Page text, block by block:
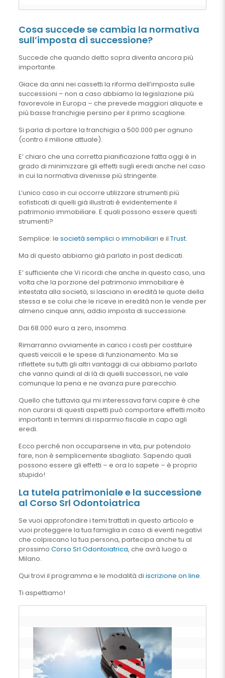
Cosa succede se cambia la normativa
sull’imposta di successione?
Succede che quando detto sopra diventa ancora più
importante.
Giace da anni nei cassetti la riforma dell’imposta sulle
successioni – non a caso abbiamo la legislazione più
favorevole in Europa – che prevede maggiori aliquote e
più basse franchigie persino per il primo scaglione.
Si parla di portare la franchigia a 500.000 per ognuno
(contro il milione attuale).
E’ chiaro che una corretta pianificazione fatta oggi è in
grado di minimizzare gli effetti sugli eredi anche nel caso
in cui la normativa divenisse più stringente.
L’unico caso in cui occorre utilizzare strumenti più
sofisticati di quelli già illustrati è evidentemente il
patrimonio immobiliare. E quali possono essere questi
strumenti?
Semplice: le società semplici o immobiliari e il Trust.
Ma di questo abbiamo già parlato in post dedicati.
E’ sufficiente che Vi ricordi che anche in questo caso, una
volta che la porzione del patrimonio immobiliare è
intestata alla società, si lasciano in eredità le quote della
stessa e se colui che le riceve in eredità non le vende per
almeno cinque anni, addio imposta di successione.
Dai 68.000 euro a zero, insomma.
Rimarranno ovviamente in carico i costi per costituire
questi veicoli e le spese di funzionamento. Ma se
riflettete su tutti gli altri vantaggi di cui abbiamo parlato
che vanno quindi al di là di quelli successori, ne vale
comunque la pena e ne avanza pure parecchio.
Quello che tuttavia qui mi interessava farvi capire è che
non curarsi di questi aspetti può comportare effetti molto
importanti in termini di risparmio fiscale in capo agli
eredi.
Ecco perché non occuparsene in vita, pur potendolo
fare, non è semplicemente sbagliato. Sapendo quali
possono essere gli effetti – e ora lo sapete – è proprio
stupido!
La tutela patrimoniale e la successione
al Corso Srl Odontoiatrica
Se vuoi approfondire i temi trattati in questo articolo e
vuoi proteggere la tua famiglia in caso di eventi negativi
che colpiscano la tua persona, partecipa anche tu al
prossimo Corso Srl Odontoiatrica, che avrà luogo a
Milano.
Qui trovi il programma e le modalità di iscrizione on line.
Ti aspettiamo!